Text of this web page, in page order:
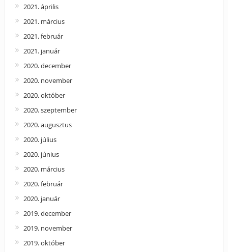
2021. április
2021. március
2021. február
2021. január
2020. december
2020. november
2020. október
2020. szeptember
2020. augusztus
2020. július
2020. június
2020. március
2020. február
2020. január
2019. december
2019. november
2019. október